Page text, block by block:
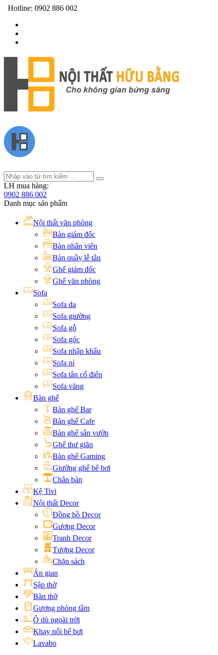
Hotline: 0902 886 002
LH mua hàng:
0902 886 002
Danh mục sản phẩm
Nội thất văn phòng
Bàn giám đốc
Bàn nhân viên
Bàn quầy lễ tân
Ghế giám đốc
Ghế văn phòng
Sofa
Sofa da
Sofa giường
Sofa gỗ
Sofa góc
Sofa nhập khẩu
Sofa nỉ
Sofa tân cổ điển
Sofa văng
Bàn ghế
Bàn ghế Bar
Bàn ghế Cafe
Bàn ghế sân vườn
Ghế thư giãn
Bàn ghế Gaming
Giường ghế bể bơi
Chân bàn
Kệ Tivi
Nội thất Decor
Đồng hồ Decor
Gương Decor
Tranh Decor
Tượng Decor
Chặn sách
Án gian
Sập thờ
Bàn thờ
Gương phòng tắm
Ô dù ngoài trời
Khay nổi bể bơi
Lavabo